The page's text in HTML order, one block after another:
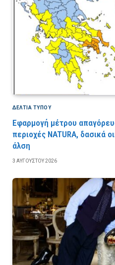
ΔΕΛΤΙΑ ΤΥΠΟΥ
Εφαρμογή μέτρου
περιοχές NATURA, δασικά
άλση
3 ΑΥΓΟΎΣΤΟΥ 2026